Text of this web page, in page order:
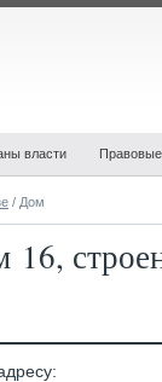
власти
/ Дом
16,